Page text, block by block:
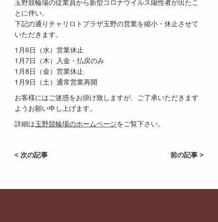
玉野競輪場の従業員から新型コロナウイルス陽性者が出たこ
とに伴い、
下記の通りチャリロトプラザ玉野の営業を縮小・休止させて
いただきます。
1月6日（水）営業休止
1月7日（木）入金・払戻のみ
1月8日（金）営業休止
1月9日（土）通常営業再開
お客様にはご迷惑をお掛け致しますが、ご了承いただきます
ようお願い申し上げます。
詳細は玉野競輪場のホームページをご覧下さい。
前の記事 >
< 次の記事